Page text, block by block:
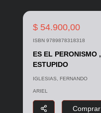
$ 54.900,00
ISBN 9789878318318
ES EL PERONISMO ,
ESTUPIDO
IGLESIAS, FERNANDO
ARIEL
Comprar